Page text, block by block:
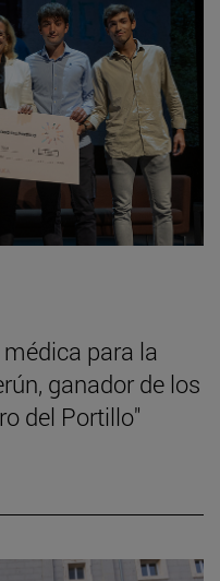
para la
ganador de los
del Portillo"